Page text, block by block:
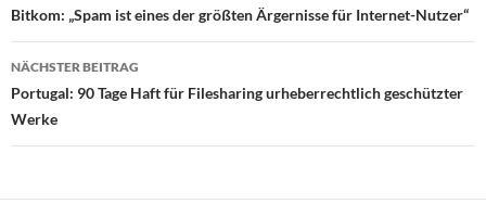
Bitkom: „Spam ist eines der größten Ärgernisse für Internet-Nutzer“
NÄCHSTER BEITRAG
Portugal: 90 Tage Haft für Filesharing urheberrechtlich geschützter
Werke